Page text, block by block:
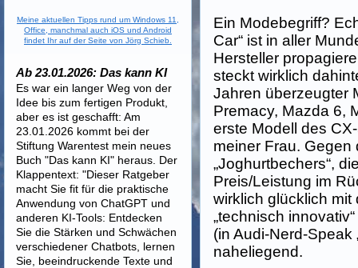
Ein Modebegriff?
Car“ ist in aller
Hersteller
steckt wirklich
Jahren überzeugter
Premacy, Mazda 6,
erste Modell des
meiner Frau. Gegen
„Joghurtbechers“,
Preis/Leistung im
wirklich glücklich mit
„technisch
(in Audi-Nerd-Speak
naheliegend.
Meine aktuellen Tipps rund um Windows 11,
Office, manchmal auch iOS und Android
findet Ihr auf der Seite von Jörg Schieb.
Ab 23.01.2026: Das kann KI
Es war ein langer Weg von der
Idee bis zum fertigen Produkt,
aber es ist geschafft: Am
23.01.2026 kommt bei der
Stiftung Warentest mein neues
Buch "Das kann KI" heraus. Der
Klappentext: "Dieser Ratgeber
macht Sie fit für die praktische
Anwendung von ChatGPT und
anderen KI-Tools: Entdecken
Sie die Stärken und Schwächen
verschiedener Chatbots, lernen
Sie, beeindruckende Texte und